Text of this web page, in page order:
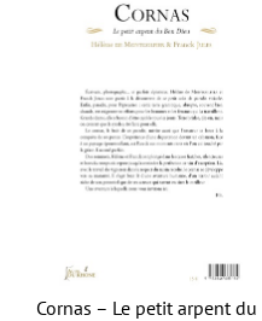
Cornas – Le petit arpent du